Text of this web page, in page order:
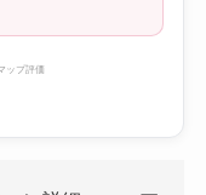
ップ評価